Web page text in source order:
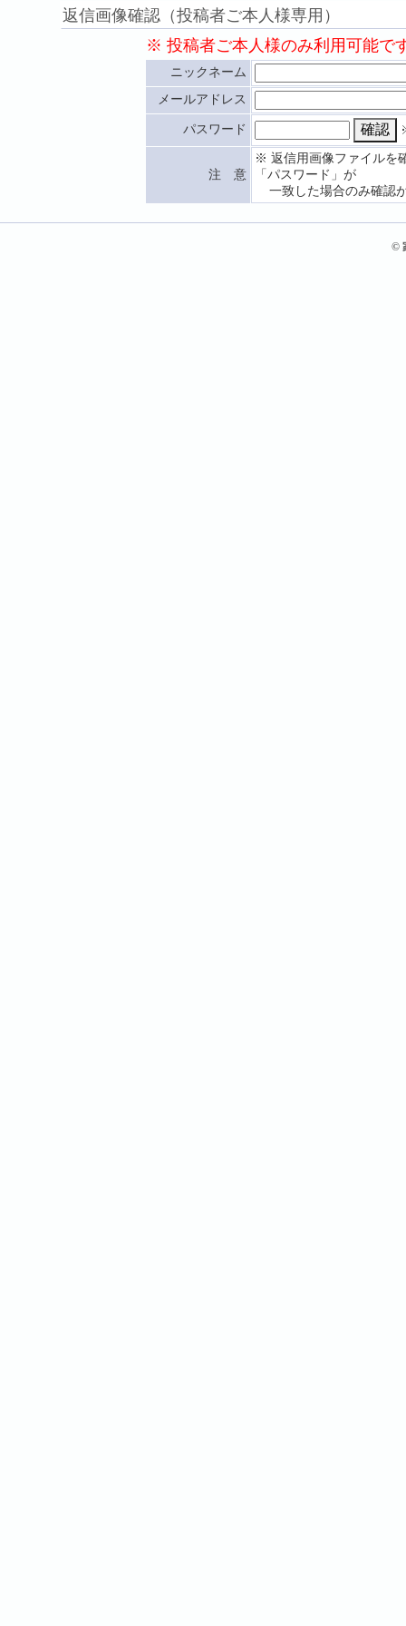
返信画像確認（投稿者ご本人様専用）
※ 投稿者ご本人様のみ利用可能
ニックネーム
メールアドレス
パスワード
注 意
※ 返信用画像ファイルを
「パスワード」が
一致した場合のみ確認
©